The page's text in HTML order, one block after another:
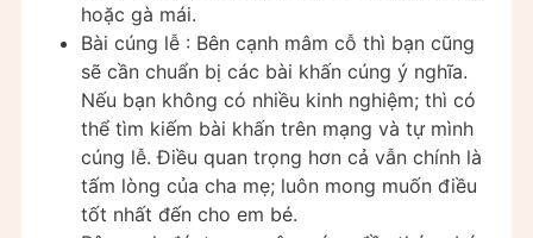
hoặc gà mái.
Bài cúng lễ : Bên cạnh mâm cỗ thì bạn cũng
sẽ cần chuẩn bị các bài khấn cúng ý nghĩa.
Nếu bạn không có nhiều kinh nghiệm; thì có
thể tìm kiếm bài khấn trên mạng và tự mình
cúng lễ. Điều quan trọng hơn cả vẫn chính là
tấm lòng của cha mẹ; luôn mong muốn điều
tốt nhất đến cho em bé.